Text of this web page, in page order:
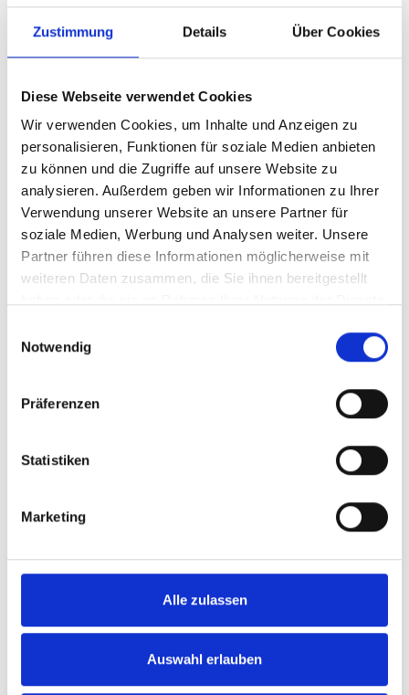
Zustimmung Details Über Cookies
Diese Webseite verwendet Cookies
Wir verwenden Cookies, um Inhalte und Anzeigen zu
personalisieren, Funktionen für soziale Medien anbieten
zu können und die Zugriffe auf unsere Website zu
analysieren. Außerdem geben wir Informationen zu Ihrer
Verwendung unserer Website an unsere Partner für
soziale Medien, Werbung und Analysen weiter. Unsere
Partner führen diese Informationen möglicherweise mit
weiteren Daten zusammen, die Sie ihnen bereitgestellt
Notwendig
Präferenzen
Statistiken
Marketing
Alle zulassen
Auswahl erlauben
schriftlich angefragt werden. Der Termin ist
Termin.
Teilnahmegebühr
120 € pro Gruppe
Gruppengröße
10 bis höchstens 15 Personen (inkl. 2
erwachsene Begleitpersonen)